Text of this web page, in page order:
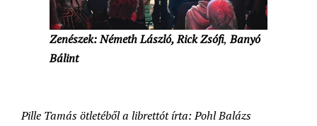
Zenészek: Németh László, Rick Zsófi, Banyó
Bálint
Pille Tamás ötletéből a librettót írta: Pohl Balázs